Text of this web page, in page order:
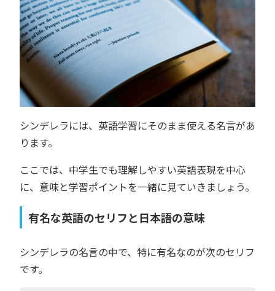
シンデレラには、英語学習にそのまま使える名言があ
ります。
ここでは、中学生でも理解しやすい英語表現を中心
に、意味と学習ポイントを一緒に見ていきましょう。
有名な英語のセリフと日本語の意味
シンデレラの名言の中で、特に有名なのが次のセリフ
です。